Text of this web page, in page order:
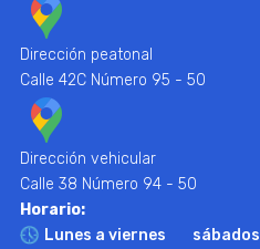
Dirección peatonal
Calle 42C Número 95 - 50
Dirección vehicular
Calle 38 Número 94 - 50
Horario:
Lunes a viernes
sábados